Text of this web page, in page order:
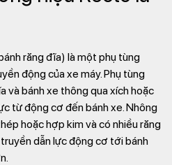
răng đĩa) là một phụ tùng
động của xe máy. Phụ tùng
và bánh xe thông qua xích hoặc
từ động cơ đến bánh xe. Nhông
hoặc hợp kim và có nhiều răng
dẫn lực động cơ tới bánh